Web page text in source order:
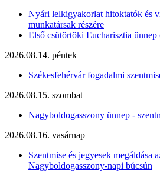
Nyári lelkigyakorlat hitoktatók és
munkatársak részére
Első csütörtöki Eucharisztia ünnep
2026.08.14. péntek
Székesfehérvár fogadalmi
2026.08.15. szombat
Nagyboldogasszony ünnep -
2026.08.16. vasárnap
Szentmise és jegyesek megáldása
Nagyboldogasszony-napi búcsún